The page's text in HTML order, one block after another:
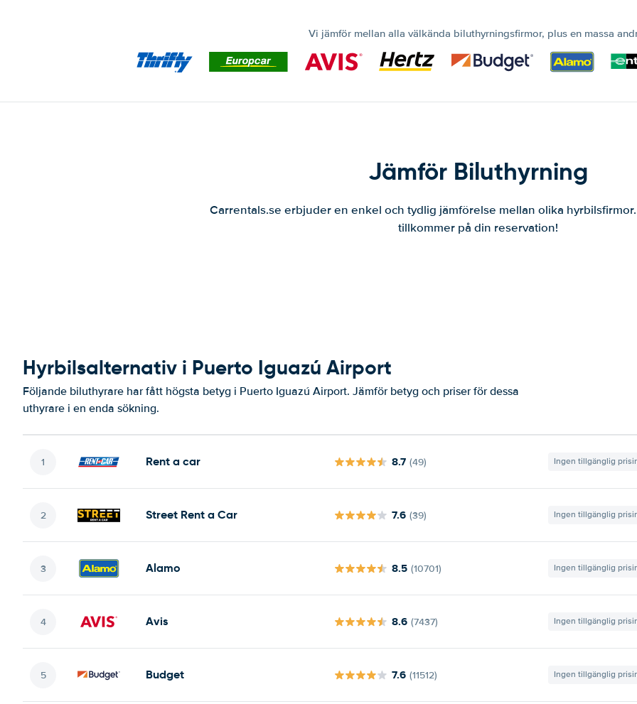
Vi jämför mellan alla välkända biluthyrningsfirmor, plus en massa
Jämför Biluthyrning
Carrentals.se erbjuder en enkel och tydlig jämförelse mellan olika
tillkommer på din reservation!
Hyrbilsalternativ i Puerto Iguazú Airport
Följande biluthyrare har fått högsta betyg i Puerto Iguazú Airport. Jämför betyg och priser för dessa
uthyrare i en enda sökning.
Rent a car 8.7 (49) Ingen tillgänglig
Street Rent a Car 7.6 (39) Ingen tillgänglig
Alamo 8.5 (10701) Ingen tillgänglig
Avis 8.6 (7437) Ingen tillgänglig
Budget 7.6 (11512) Ingen tillgänglig